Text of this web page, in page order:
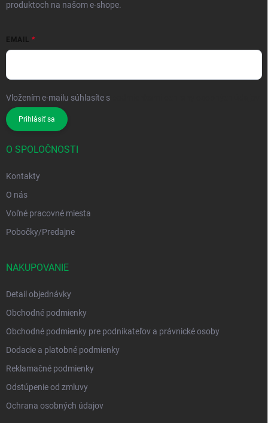
produktoch na našom e-shope.
EMAIL
Vložením e-mailu súhlasíte s
Prihlásiť sa
O SPOLOČNOSTI
Kontakty
O nás
Voľné pracovné miesta
Pobočky/Predajne
NAKUPOVANIE
Detail objednávky
Obchodné podmienky
Obchodné podmienky pre podnikateľov a právnické osoby
Dodacie a platobné podmienky
Reklamačné podmienky
Odstúpenie od zmluvy
Ochrana osobných údajov